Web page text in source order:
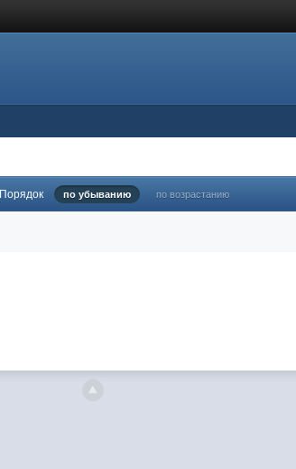
Порядок по убыванию по возрастанию